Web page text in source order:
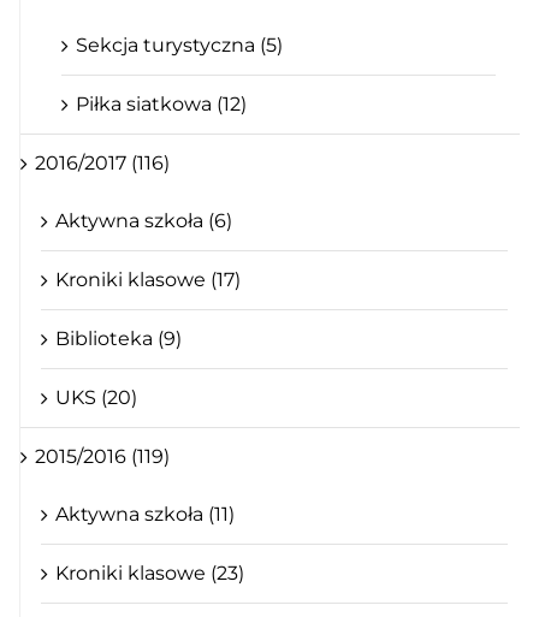
Sekcja turystyczna (5)
Piłka siatkowa (12)
2016/2017 (116)
Aktywna szkoła (6)
Kroniki klasowe (17)
Biblioteka (9)
UKS (20)
2015/2016 (119)
Aktywna szkoła (11)
Kroniki klasowe (23)